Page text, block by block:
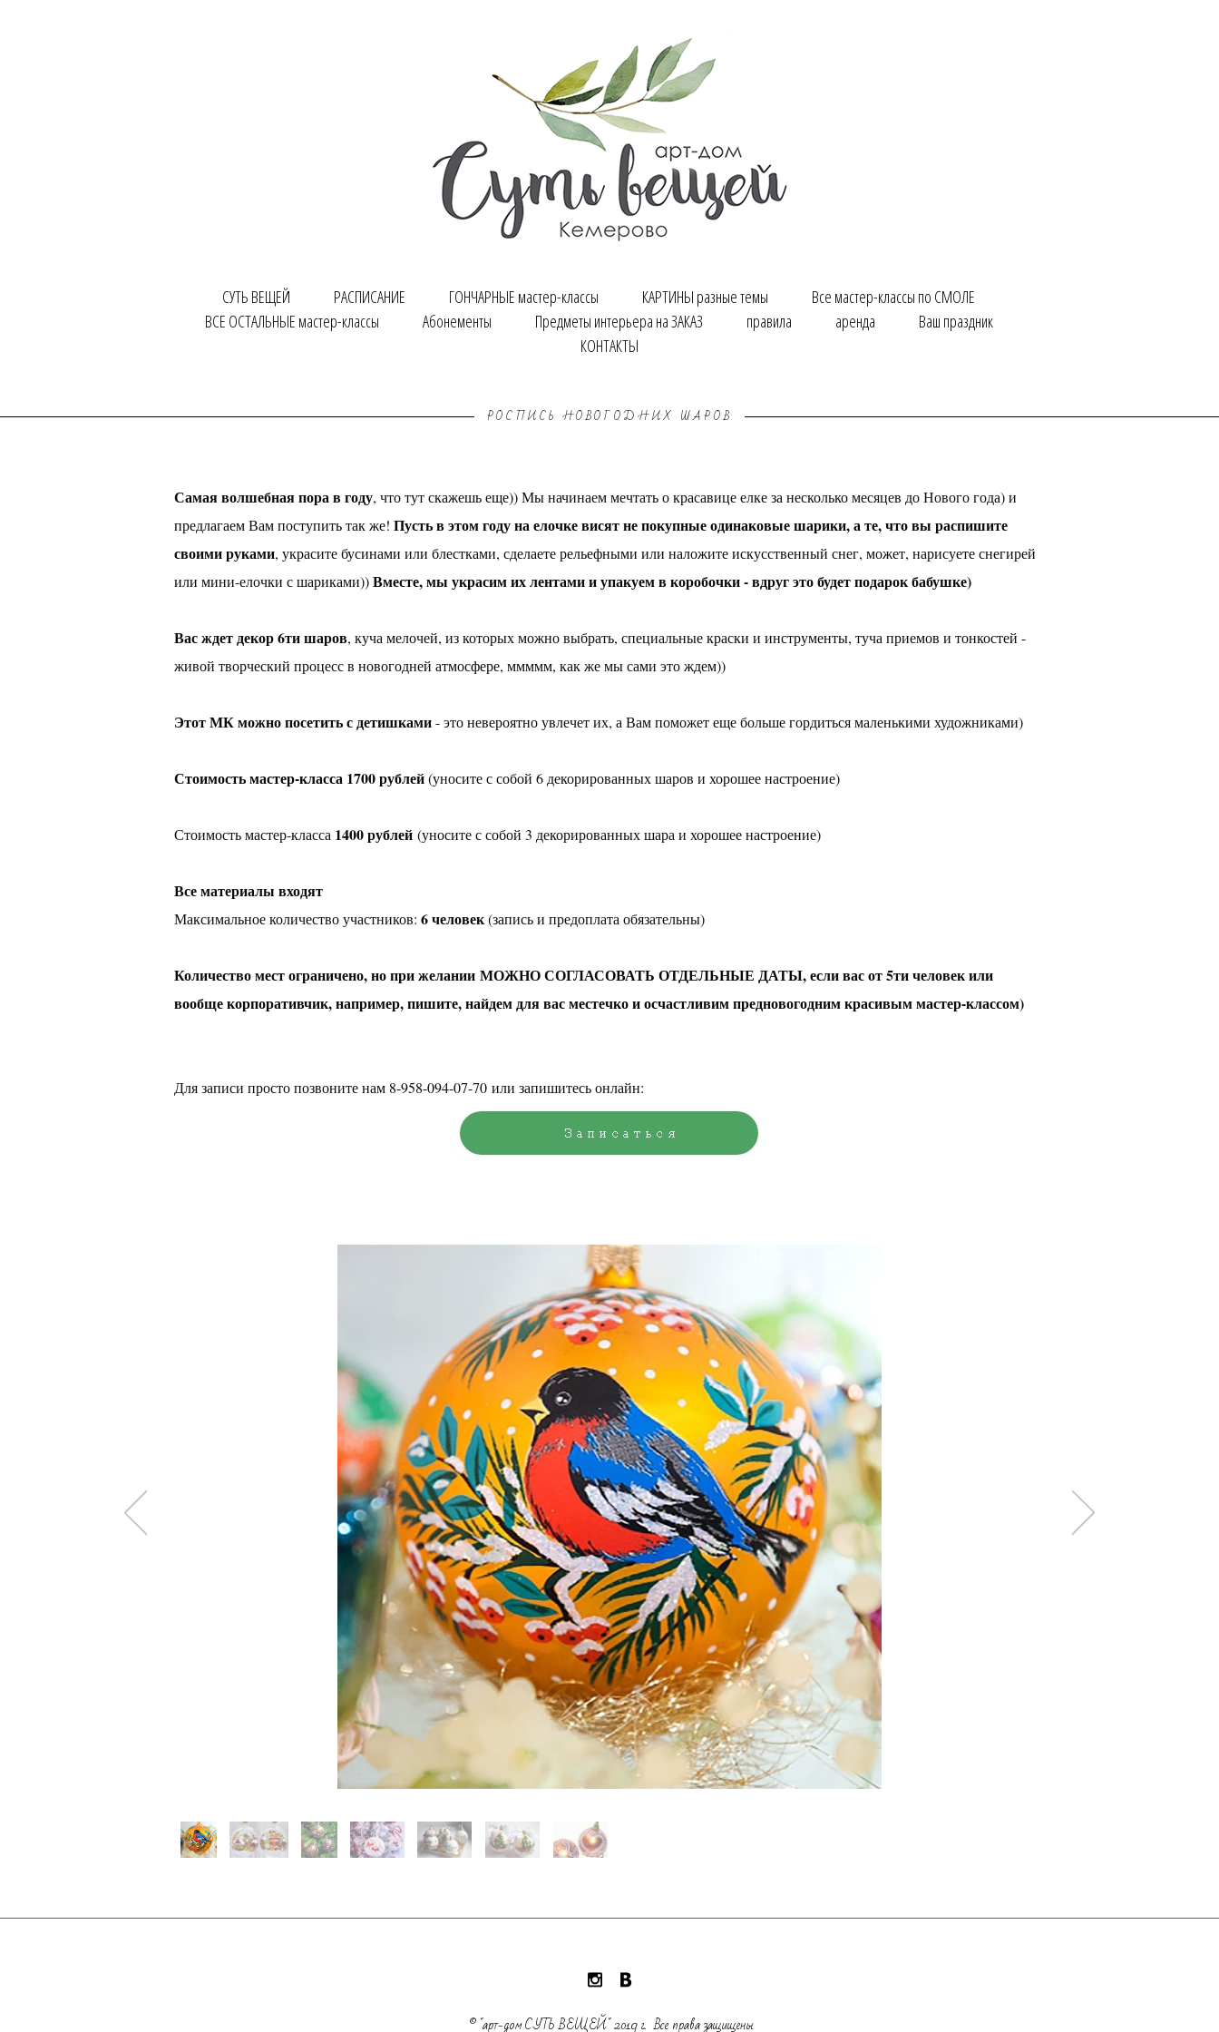
СУТЬ ВЕЩЕЙ РАСПИСАНИЕ ГОНЧАРНЫЕ мастер-классы КАРТИНЫ разные темы
Все мастер-классы по СМОЛЕ
ВСЕ ОСТАЛЬНЫЕ мастер-классы
Абонементы Предметы интерьера на ЗАКАЗ правила аренда
Ваш праздник
КОНТАКТЫ
РОСПИСЬ НОВОГОДНИХ ШАРОВ
Самая волшебная пора в году, что тут скажешь еще)) Мы начинаем мечтать о красавице елке за несколько месяцев до Нового года) и
предлагаем Вам поступить так же! Пусть в этом году на елочке висят не покупные одинаковые шарики, а те, что вы распишите
своими руками, украсите бусинами или блестками, сделаете рельефными или наложите искусственный снег, может, нарисуете снегирей
или мини-елочки с шариками))Вместе, мы украсим их лентами и упакуем в коробочки - вдруг это будет подарок бабушке)
Вас ждет декор 6ти шаров, куча мелочей, из которых можно выбрать, специальные краски и инструменты, туча приемов и тонкостей -
живой творческий процесс в новогодней атмосфере, ммммм, как же мы сами это ждем))
Этот МК можно посетить с детишками- это невероятно увлечет их, а Вам поможет еще больше гордиться маленькими художниками)
Стоимость мастер-класса 1700 рублей(уносите с собой 6 декорированных шаров и хорошее настроение)
Стоимость мастер-класса 1400 рублей (уносите с собой 3 декорированных шара и хорошее настроение)
Все материалы входят
Максимальное количество участников: 6 человек(запись и предоплата обязательны)
Количество мест ограничено, но при желании МОЖНО СОГЛАСОВАТЬ ОТДЕЛЬНЫЕ ДАТЫ, если вас от 5ти человек или
вообще корпоративчик, например, пишите, найдем для вас местечко и осчастливим предновогодним красивым мастер-классом)
Для записи просто позвоните нам 8-958-094-07-70 или запишитесь онлайн:
© "арт-дом СУТЬ ВЕЩЕЙ" 2019 г.Все права защищены